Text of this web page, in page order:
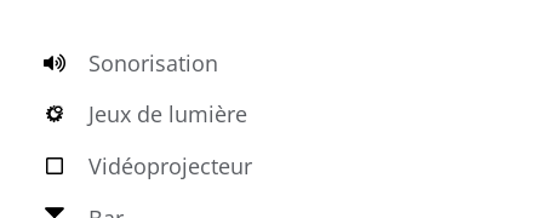
Sonorisation
Jeux de lumière
Vidéoprojecteur